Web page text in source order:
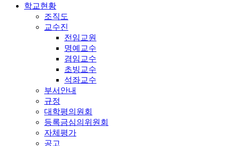
학교현황
조직도
교수진
전임교원
명예교수
겸임교수
초빙교수
석좌교수
부서안내
규정
대학평의원회
등록금심의위원회
자체평가
공고